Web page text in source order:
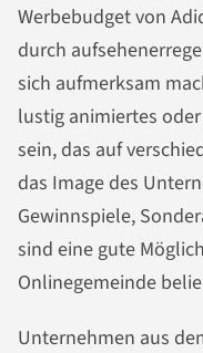
Werbebudget von
durch
sich aufmerksam
lustig animiertes
sein, das auf
das Image des
Gewinnspiele,
sind eine gute
Onlinegemeinde
Unternehmen aus